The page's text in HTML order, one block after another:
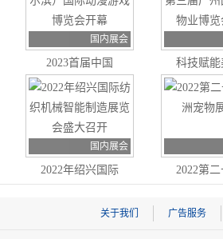
国内展会
2023首届中国
（哈尔滨）国际
开幕
科技赋
活 第三
会开
国内展会
2022年绍兴国际
纺织机械智能制
造展览会盛大召
2022第
亚洲宠
关于我们 广告服务